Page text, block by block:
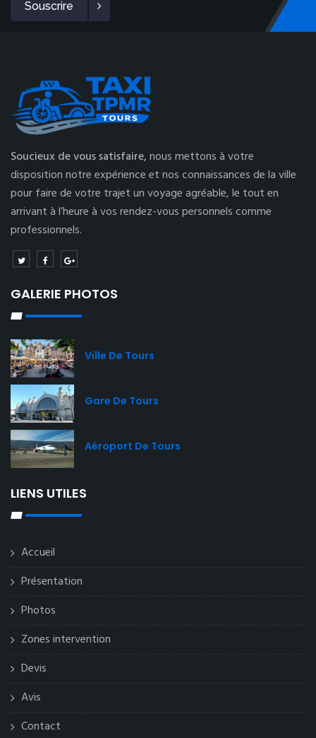
Souscrire
Soucieux de vous satisfaire,nous mettons à votre
disposition notre expérience et nos connaissances de la ville
pour faire de votre trajet un voyage agréable, le tout en
arrivant à l’heure à vos rendez-vous personnels comme
professionnels.
GALERIE PHOTOS
Ville De Tours
Gare De Tours
Aéroport De Tours
LIENS UTILES
Accueil
Présentation
Photos
Zones intervention
Devis
Avis
Contact